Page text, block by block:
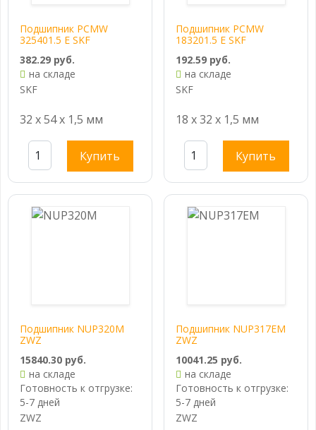
Подшипник PCMW
325401.5 E SKF
382.29 руб.
на складе
SKF
32 x 54 x 1,5 мм
Купить
Подшипник PCMW
183201.5 E SKF
192.59 руб.
на складе
SKF
18 x 32 x 1,5 мм
Купить
Подшипник NUP320M
ZWZ
15840.30 руб.
на складе
Готовность к отгрузке:
5-7 дней
ZWZ
Подшипник NUP317EM
ZWZ
10041.25 руб.
на складе
Готовность к отгрузке:
5-7 дней
ZWZ